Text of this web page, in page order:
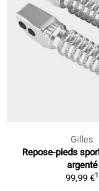
Gilles
Repose-pieds
argenté
99,99 €1